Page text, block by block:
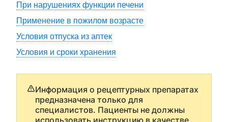
При нарушениях функции печени
Применение в пожилом возрасте
Условия отпуска из аптек
Условия и сроки хранения
Информация о рецептурных препаратах
предназначена только для
специалистов. Пациенты не должны
использовать инструкцию в качестве